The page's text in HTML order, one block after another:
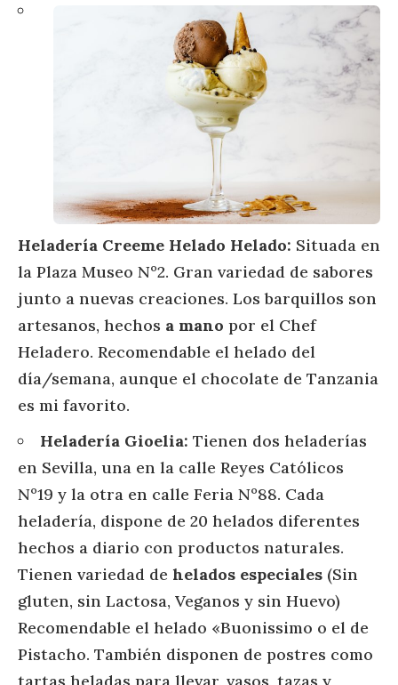
Heladería Creeme Helado Helado: Situada en
la Plaza Museo Nº2. Gran variedad de sabores
junto a nuevas creaciones. Los barquillos son
artesanos, hechos a mano por el Chef
Heladero. Recomendable el helado del
día/semana, aunque el chocolate de Tanzania
es mi favorito.
Heladería Gioelia: Tienen dos heladerías
en Sevilla, una en la calle Reyes Católicos
Nº19 y la otra en calle Feria Nº88. Cada
heladería, dispone de 20 helados diferentes
hechos a diario con productos naturales.
Tienen variedad de helados especiales (Sin
gluten, sin Lactosa, Veganos y sin Huevo)
Recomendable el helado «Buonissimo o el de
Pistacho. También disponen de postres como